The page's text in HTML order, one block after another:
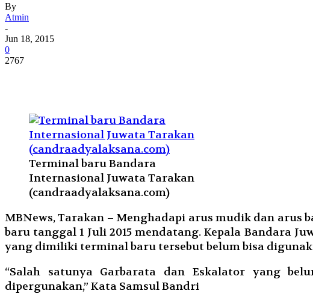
By
Atmin
-
Jun 18, 2015
0
2767
Terminal baru Bandara
Internasional Juwata Tarakan
(candraadyalaksana.com)
MBNews, Tarakan – Menghadapi arus mudik dan
baru tanggal 1 Juli 2015 mendatang. Kepala Bandara
yang dimiliki terminal baru tersebut belum bisa
“Salah satunya Garbarata dan Eskalator yang
dipergunakan,” Kata Samsul Bandri